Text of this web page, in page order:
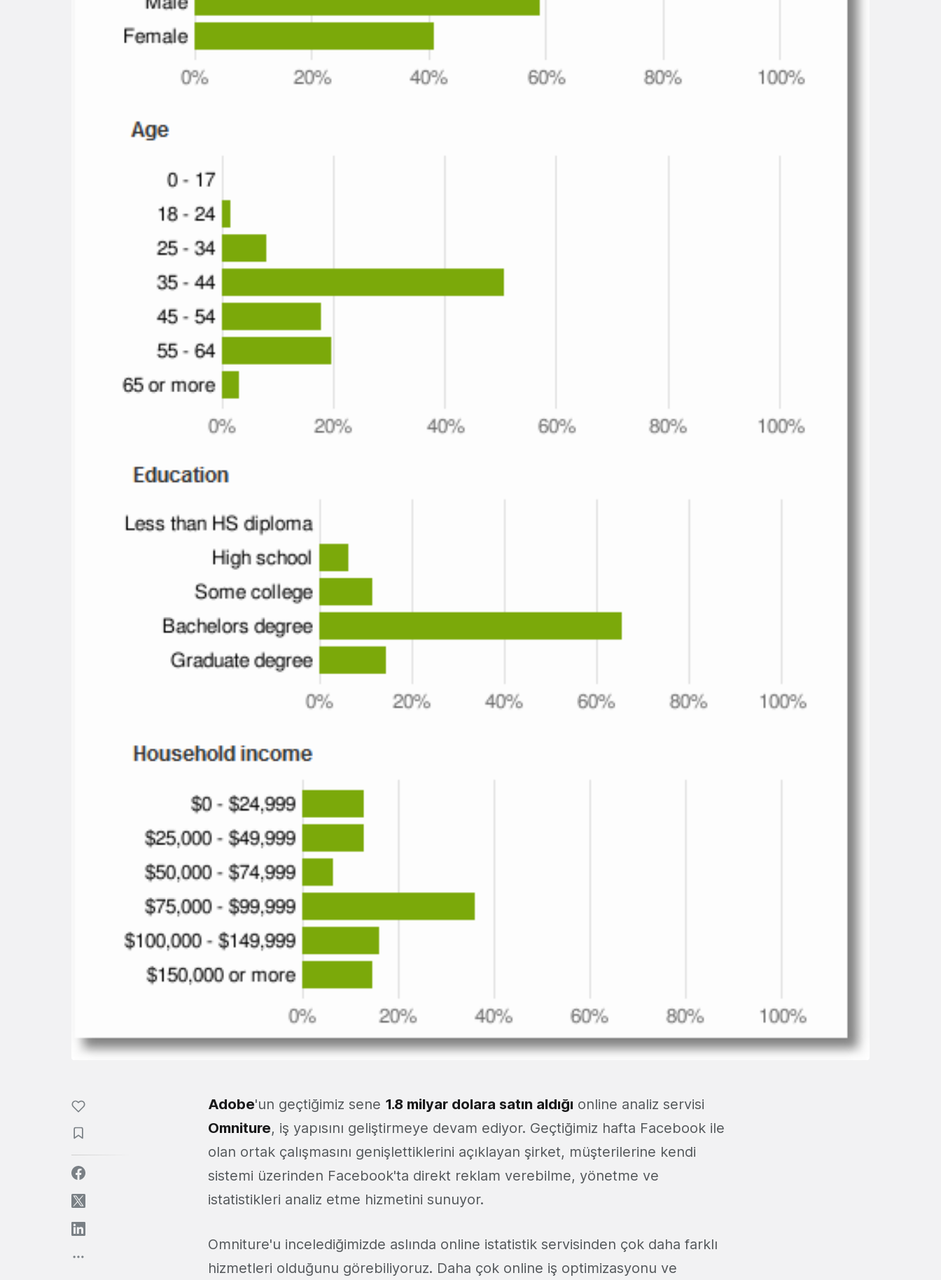
Adobe'un geçtiğimiz sene 1.8 milyar dolara satın aldığı online analiz servisi
Omniture, iş yapısını geliştirmeye devam ediyor. Geçtiğimiz hafta Facebook ile
olan ortak çalışmasını genişlettiklerini açıklayan şirket, müşterilerine kendi
sistemi üzerinden Facebook'ta direkt reklam verebilme, yönetme ve
istatistikleri analiz etme hizmetini sunuyor.
Omniture'u incelediğimizde aslında online istatistik servisinden çok daha farklı
hizmetleri olduğunu görebiliyoruz. Daha çok online iş optimizasyonu ve